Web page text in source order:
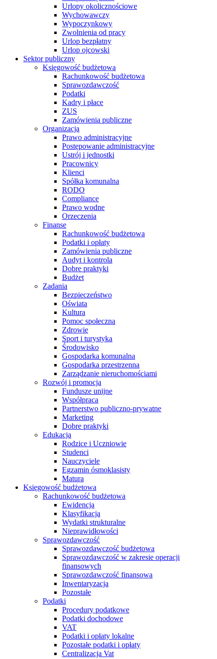
Urlopy okolicznościowe
Wychowawczy
Wypoczynkowy
Zwolnienia od pracy
Urlop bezpłatny
Urlop ojcowski
Sektor publiczny
Księgowość budżetowa
Rachunkowość budżetowa
Sprawozdawczość
Podatki
Kadry i płace
ZUS
Zamówienia publiczne
Organizacja
Prawo administracyjne
Postępowanie administracyjne
Ustrój i jednostki
Pracownicy
Klienci
Spółka komunalna
RODO
Compliance
Prawo wodne
Orzeczenia
Finanse
Rachunkowość budżetowa
Podatki i opłaty
Zamówienia publiczne
Audyt i kontrola
Dobre praktyki
Budżet
Zadania
Bezpieczeństwo
Oświata
Kultura
Pomoc społeczna
Zdrowie
Sport i turystyka
Środowisko
Gospodarka komunalna
Gospodarka przestrzenna
Zarządzanie nieruchomościami
Rozwój i promocja
Fundusze unijne
Współpraca
Partnerstwo publiczno-prywatne
Marketing
Dobre praktyki
Edukacja
Rodzice i Uczniowie
Studenci
Nauczyciele
Egzamin ósmoklasisty
Matura
Księgowość budżetowa
Rachunkowość budżetowa
Ewidencja
Klasyfikacja
Wydatki strukturalne
Nieprawidłowości
Sprawozdawczość
Sprawozdawczość budżetowa
Sprawozdawczość w zakresie operacji
finansowych
Sprawozdawczość finansowa
Inwentaryzacja
Pozostałe
Podatki
Procedury podatkowe
Podatki dochodowe
VAT
Podatki i opłaty lokalne
Pozostałe podatki i opłaty
Centralizacja Vat